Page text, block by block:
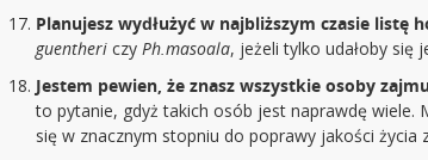
Planujesz wydłużyć w najbliższym czasie
guentheri czy Ph.masoala, jeżeli tylko udałoby się
Jestem pewien, że znasz wszystkie osoby
to pytanie, gdyż takich osób jest naprawdę wiele.
się w znacznym stopniu do poprawy jakości życia